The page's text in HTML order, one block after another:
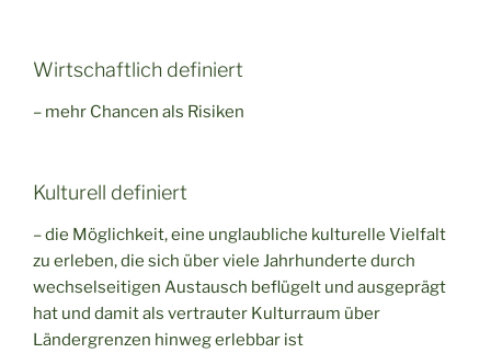
Wirtschaftlich definiert
– mehr Chancen als Risiken
Kulturell definiert
– die Möglichkeit, eine unglaubliche kulturelle Vielfalt
zu erleben, die sich über viele Jahrhunderte durch
wechselseitigen Austausch beflügelt und ausgeprägt
hat und damit als vertrauter Kulturraum über
Ländergrenzen hinweg erlebbar ist